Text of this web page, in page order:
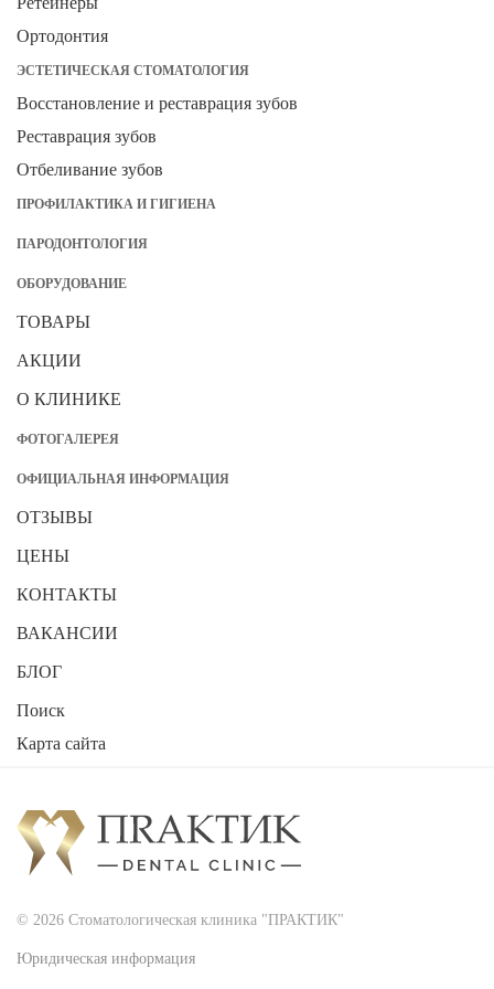
Ортодонтия
ЭСТЕТИЧЕСКАЯ СТОМАТОЛОГИЯ
Восстановление и реставрация зубов
Реставрация зубов
Отбеливание зубов
ПРОФИЛАКТИКА И ГИГИЕНА
ПАРОДОНТОЛОГИЯ
ОБОРУДОВАНИЕ
ТОВАРЫ
АКЦИИ
О КЛИНИКЕ
ФОТОГАЛЕРЕЯ
ОФИЦИАЛЬНАЯ ИНФОРМАЦИЯ
ОТЗЫВЫ
ЦЕНЫ
КОНТАКТЫ
ВАКАНСИИ
БЛОГ
Поиск
Карта сайта
© 2026 Стоматологическая клиника "ПРАКТИК"
Юридическая информация